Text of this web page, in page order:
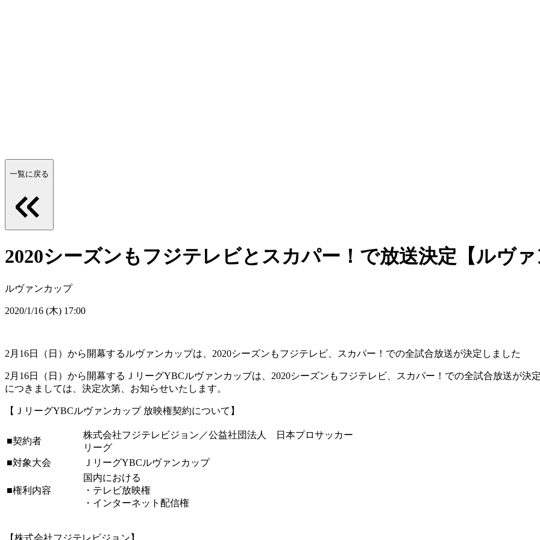
一覧に戻る
2020シーズンもフジテレビとスカパー！で放送決定【ルヴァ
ルヴァンカップ
2020/1/16 (木) 17:00
2月16日（日）から開幕するルヴァンカップは、2020シーズンもフジテレビ、スカパー！での全試合放送が決定しました
2月16日（日）から開幕するＪリーグYBCルヴァンカップは、2020シーズンもフジテレビ、スカパー！での全試合放送が
につきましては、決定次第、お知らせいたします。
【ＪリーグYBCルヴァンカップ 放映権契約について】
■契約者
株式会社フジテレビジョン／公益社団法人 日本プロサッカー
リーグ
■対象大会
ＪリーグYBCルヴァンカップ
■権利内容
国内における
・テレビ放映権
・インターネット配信権